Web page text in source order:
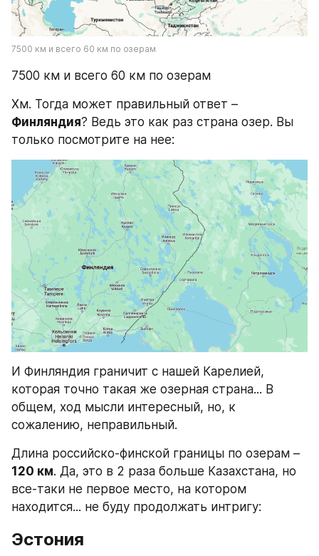
7500 км и всего 60 км по озерам
7500 км и всего 60 км по озерам
Финляндия? Ведь это как раз страна озер. Вы
только посмотрите на нее:
И Финляндия граничит с нашей Карелией,
которая точно такая же озерная страна... В
общем, ход мысли интересный, но, к
сожалению, неправильный.
120 км. Да, это в 2 раза больше Казахстана, но
все-таки не первое место, на котором
находится... не буду продолжать интригу:
Эстония